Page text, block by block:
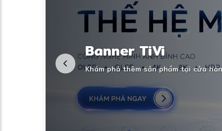
Banner TiVi
Khám phá thêm sản phẩm tại cửa
Banner Tivi Cao Cấp
Khám phá thêm sản phẩm tại cửa